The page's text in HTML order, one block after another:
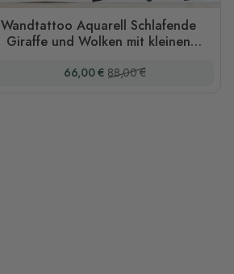
Wandtattoo Aquarell Schlafende
Giraffe und Wolken mit kleinen
Sonderpreis
66,00 € Regulärer Preis
88,00 €